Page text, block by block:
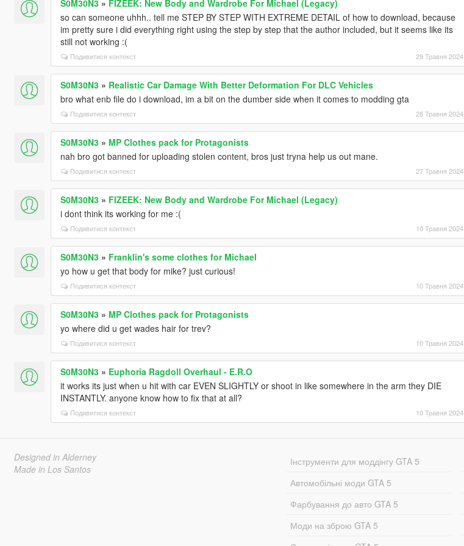
S0M30N3» FIZEEK: New Body and Wardrobe For Michael (Legacy)
so can someone uhhh.. tell me STEP BY STEP WITH EXTREME DETAIL of how to download, because
im pretty sure i did everything right using the step by step that the author included, but it seems like its
still not working :(
Подивитися контекст 29 Травня 2024
S0M30N3» Realistic Car Damage With Better Deformation For DLC Vehicles
bro what enb file do i download, im a bit on the dumber side when it comes to modding gta
Подивитися контекст 28 Травня 2024
S0M30N3» MP Clothes pack for Protagonists
nah bro got banned for uploading stolen content, bros just tryna help us out mane.
Подивитися контекст 27 Травня 2024
S0M30N3» FIZEEK: New Body and Wardrobe For Michael (Legacy)
i dont think its working for me :(
Подивитися контекст 10 Травня 2024
S0M30N3» Franklin's some clothes for Michael
yo how u get that body for mike? just curious!
Подивитися контекст 10 Травня 2024
S0M30N3» MP Clothes pack for Protagonists
yo where did u get wades hair for trev?
Подивитися контекст 10 Травня 2024
S0M30N3» Euphoria Ragdoll Overhaul - E.R.O
it works its just when u hit with car EVEN SLIGHTLY or shoot in like somewhere in the arm they DIE
INSTANTLY. anyone know how to fix that at all?
Подивитися контекст 10 Травня 2024
Designed in Alderney
Made in Los Santos
Інструменти для моддінгу GTA 5
Автомобільні моди GTA 5
Фарбування до авто GTA 5
Моди на зброю GTA 5